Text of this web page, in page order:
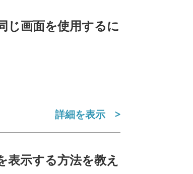
じ画面を使用するに
詳細を表示
表示する方法を教え